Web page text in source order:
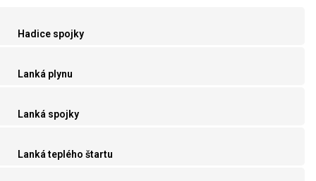
Hadice spojky
Lanká plynu
Lanká spojky
Lanká teplého štartu